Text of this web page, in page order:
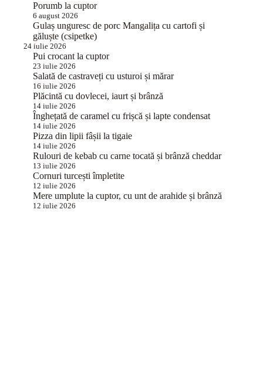
Porumb la cuptor
6 august 2026
Gulaș unguresc de porc Mangalița cu cartofi și
găluște (csipetke)
24 iulie 2026
Pui crocant la cuptor
23 iulie 2026
Salată de castraveți cu usturoi și mărar
16 iulie 2026
Plăcintă cu dovlecei, iaurt și brânză
14 iulie 2026
Înghețată de caramel cu frișcă și lapte condensat
14 iulie 2026
Pizza din lipii fâșii la tigaie
14 iulie 2026
Rulouri de kebab cu carne tocată și brânză cheddar
13 iulie 2026
Cornuri turcești împletite
12 iulie 2026
Mere umplute la cuptor, cu unt de arahide și brânză
12 iulie 2026